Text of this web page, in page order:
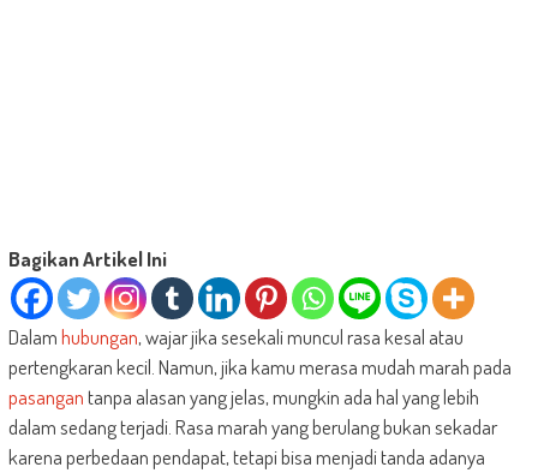
Bagikan Artikel Ini
Dalamhubungan, wajar jika sesekali muncul rasa kesal atau
pertengkaran kecil. Namun, jika kamu merasa mudah marah pada
pasangantanpa alasan yang jelas, mungkin ada hal yang lebih
dalam sedang terjadi. Rasa marah yang berulang bukan sekadar
karena perbedaan pendapat, tetapi bisa menjadi tanda adanya